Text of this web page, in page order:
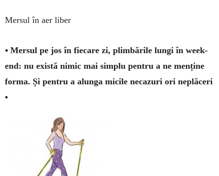
Mersul în aer liber
• Mersul pe jos în fiecare zi, plimbările lungi în week-
end: nu există nimic mai simplu pentru a ne menține
forma. Și pentru a alunga micile necazuri ori neplăceri
•